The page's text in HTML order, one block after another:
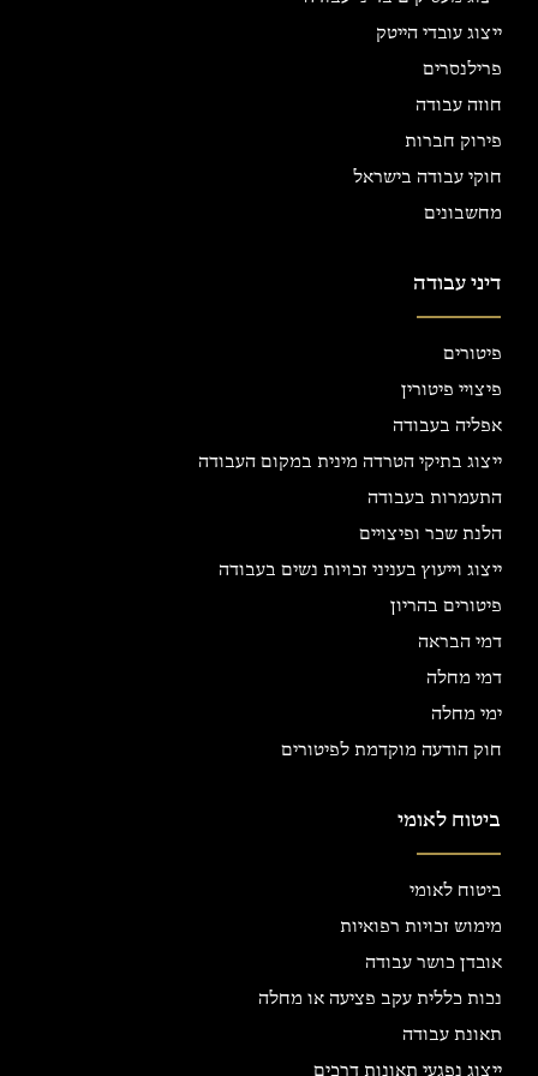
ייצוג עובדי הייטק
פרילנסרים
חוזה עבודה
פירוק חברות
חוקי עבודה בישראל
מחשבונים
דיני עבודה
פיטורים
פיצויי פיטורין
אפליה בעבודה
ייצוג בתיקי הטרדה מינית במקום העבודה
התעמרות בעבודה
הלנת שכר ופיצויים
ייצוג וייעוץ בעניני זכויות נשים בעבודה
פיטורים בהריון
דמי הבראה
דמי מחלה
ימי מחלה
חוק הודעה מוקדמת לפיטורים
ביטוח לאומי
ביטוח לאומי
מימוש זכויות רפואיות
אובדן כושר עבודה
נכות כללית עקב פציעה או מחלה
תאונת עבודה
ייצוג נפגעי תאונות דרכים